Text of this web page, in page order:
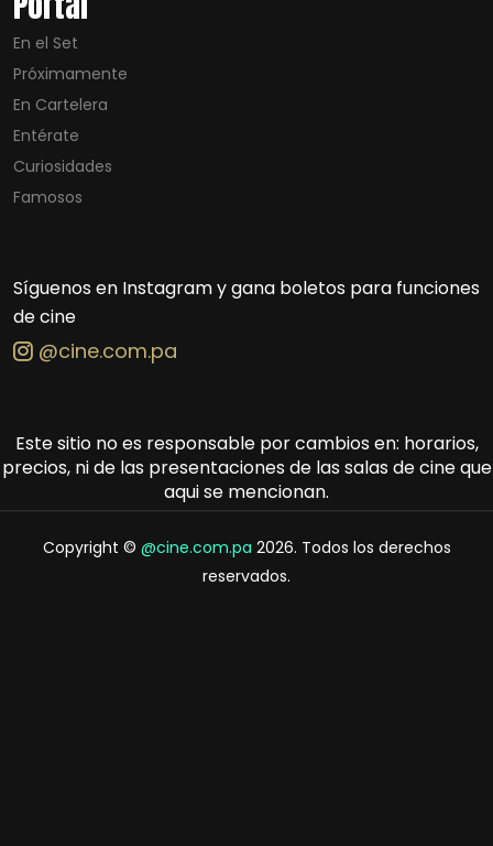
En el Set
Próximamente
En Cartelera
Entérate
Curiosidades
Famosos
Síguenos en Instagram y gana boletos para funciones
de cine
@cine.com.pa
Este sitio no es responsable por cambios en: horarios,
precios, ni de las presentaciones de las salas de cine que
aqui se mencionan.
Copyright © @cine.com.pa 2026. Todos los derechos
reservados.